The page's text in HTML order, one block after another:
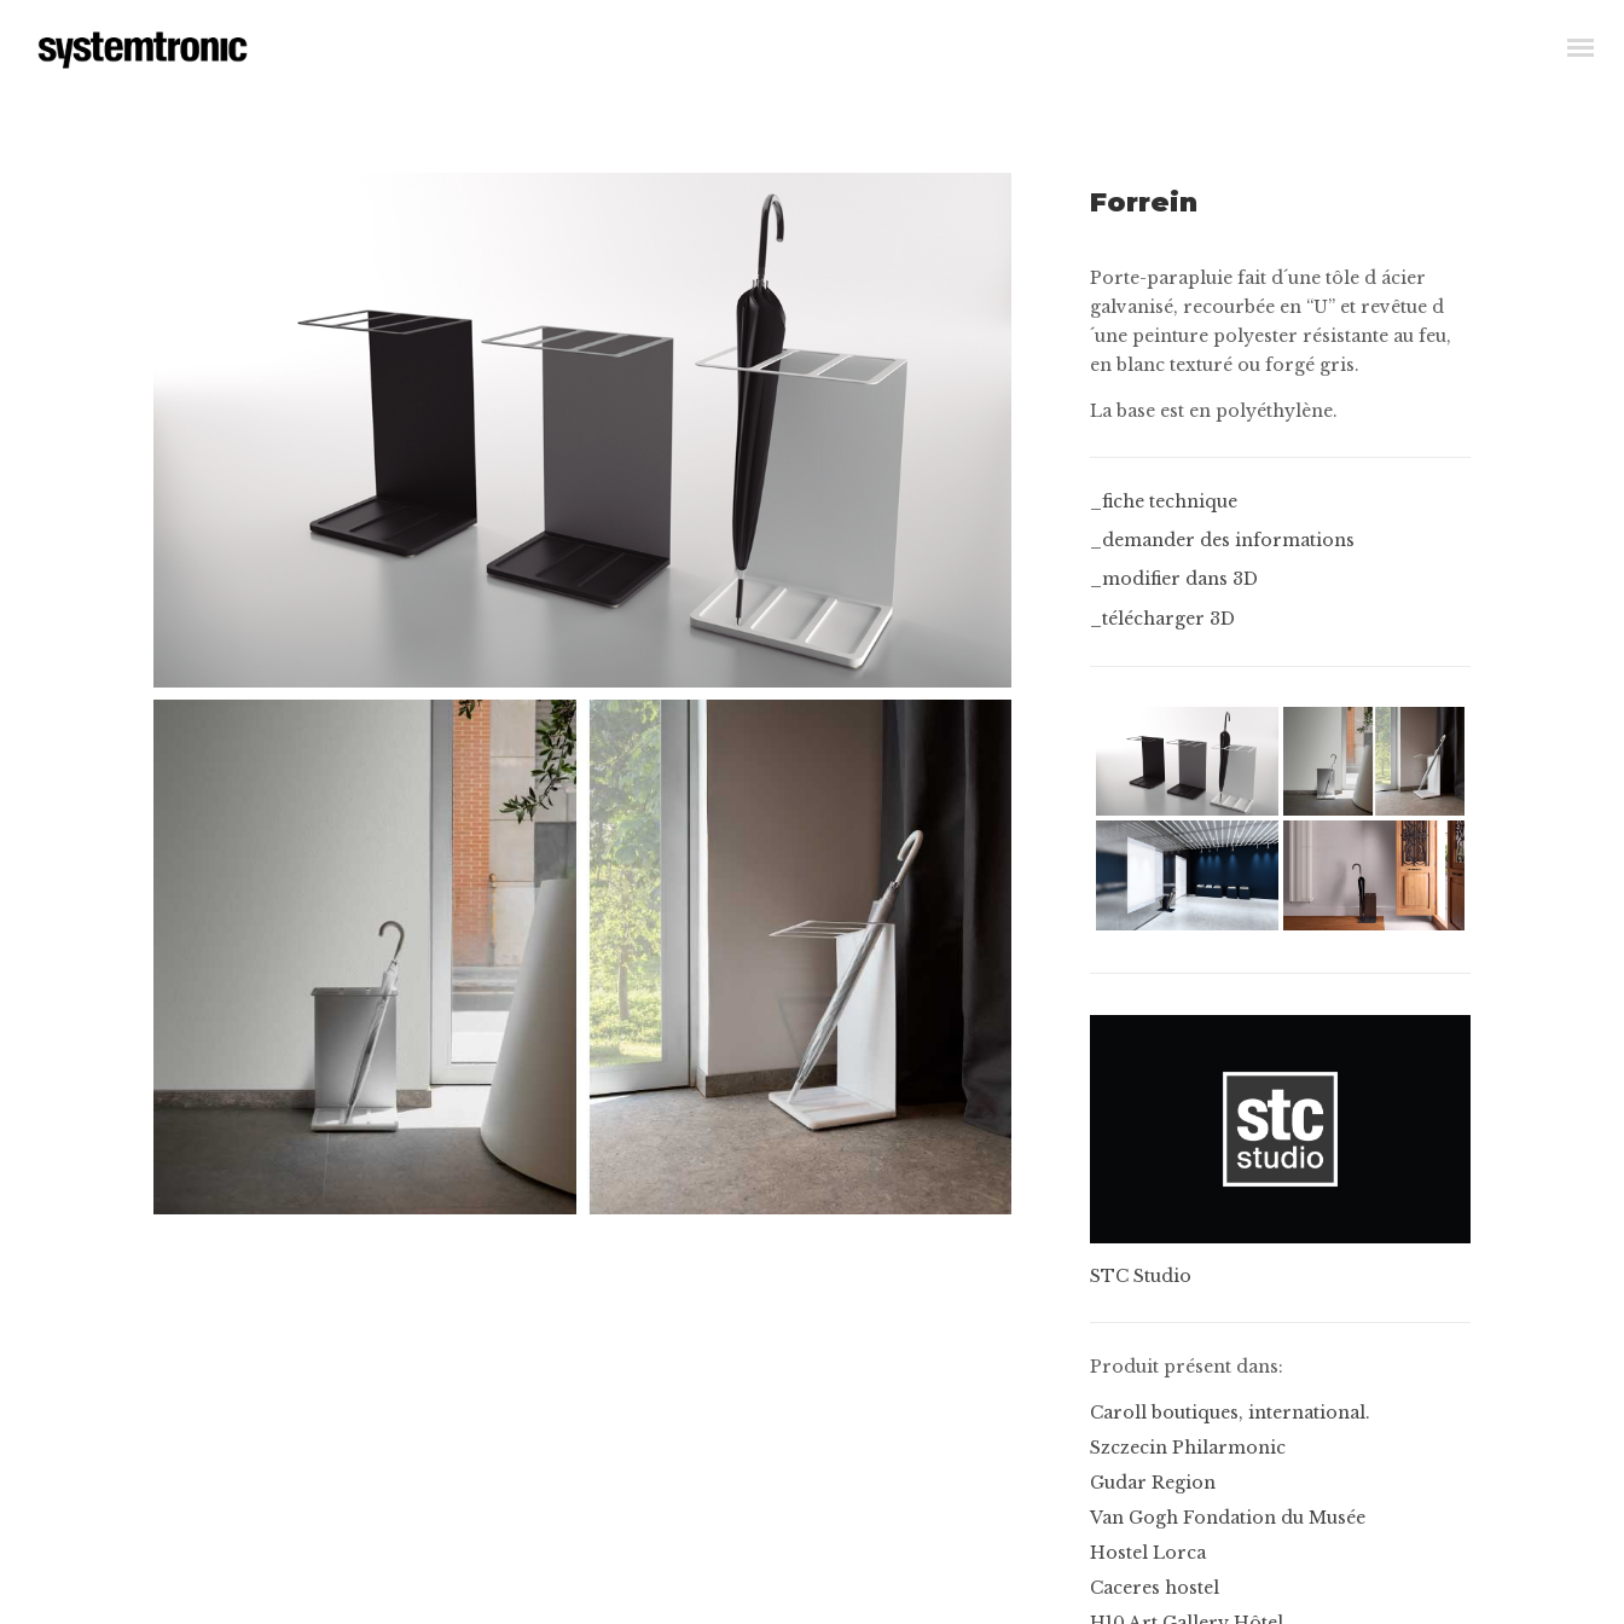
Forrein
Porte-parapluie fait d´une tôle d ácier
galvanisé, recourbée en “U” et revêtue d
´une peinture polyester résistante au feu,
en blanc texturé ou forgé gris.
La base est en polyéthylène.
_fiche technique
_demander des informations
_modifier dans 3D
_télécharger 3D
STC Studio
Produit présent dans:
Caroll boutiques, international.
Szczecin Philarmonic
Gudar Region
Van Gogh Fondation du Musée
Hostel Lorca
Caceres hostel